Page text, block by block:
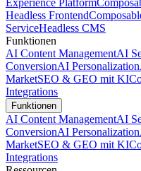
Experience Platform
Headless Frontend
ServiceHeadless CMS
Funktionen
AI Content ManagementAI
ConversionAI Personalization
MarketSEO & GEO mit KI
Integrations
Funktionen
AI Content ManagementAI
ConversionAI Personalization
MarketSEO & GEO mit KI
Integrations